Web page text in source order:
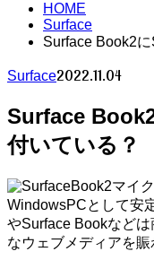
HOME
Surface
Surface Book2
Surface2022.11.04
Surface
付いている？
マイ
WindowsPCとして安
やSurface Bookなど
なウェブメディアを賑